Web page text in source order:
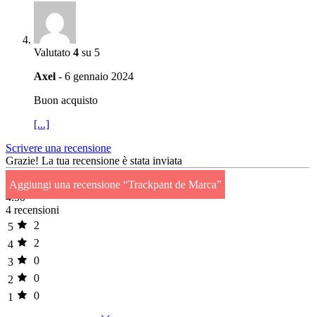
4.50
4 recensioni
5
2
4
2
3
0
2
0
1
0
Grazie! La tua recensione è stata inviata
Aggiungi una recensione “Trackpant de Marca”
Scrivere una recensione
Valutato 4 su 5
Axel - 6 gennaio 2024
Buon acquisto
[...]